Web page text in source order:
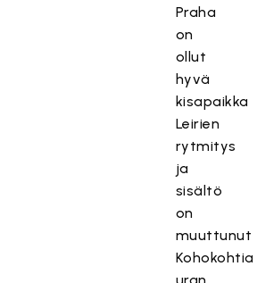
Praha
on
ollut
hyvä
kisapaikka
Leirien
rytmitys
ja
sisältö
on
muuttunut
Kohokohtia